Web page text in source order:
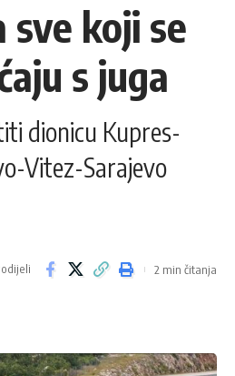
sve koji se
s juga
dionicu Kupres-
Vitez-Sarajevo
2 min čitanja